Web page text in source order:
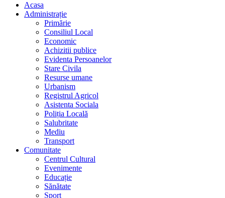
Acasa
Administrație
Primărie
Consiliul Local
Economic
Achizitii publice
Evidenta Persoanelor
Stare Civila
Resurse umane
Urbanism
Registrul Agricol
Asistenta Sociala
Poliția Locală
Salubritate
Mediu
Transport
Comunitate
Centrul Cultural
Evenimente
Educație
Sănătate
Sport